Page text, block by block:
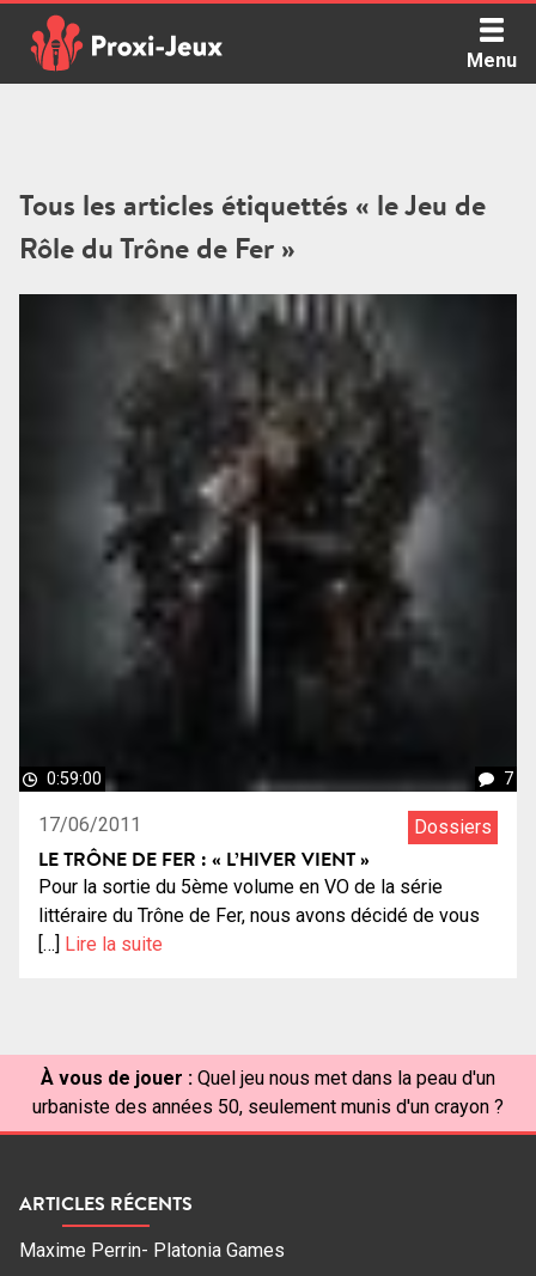
content
Menu
Tous les articles étiquettés « le Jeu de
Rôle du Trône de Fer »
0:59:00 7
17/06/2011 Dossiers
LE TRÔNE DE FER : « L’HIVER VIENT »
Pour la sortie du 5ème volume en VO de la série
littéraire du Trône de Fer, nous avons décidé de vous
[…] Lire la suite
À vous de jouer : Quel jeu nous met dans la peau d'un
urbaniste des années 50, seulement munis d'un crayon ?
ARTICLES RÉCENTS
Maxime Perrin- Platonia Games